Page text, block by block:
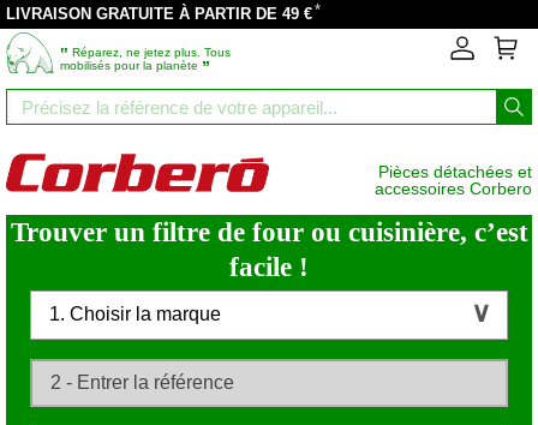
LIVRAISON GRATUITE À PARTIR DE 49 €*
‟ Réparez, ne jetez plus. Tous
mobilisés pour la planète ”
Pièces détachées et
accessoires Corbero
Trouver un filtre de four ou cuisinière, c’est
facile !
1. Choisir la marque